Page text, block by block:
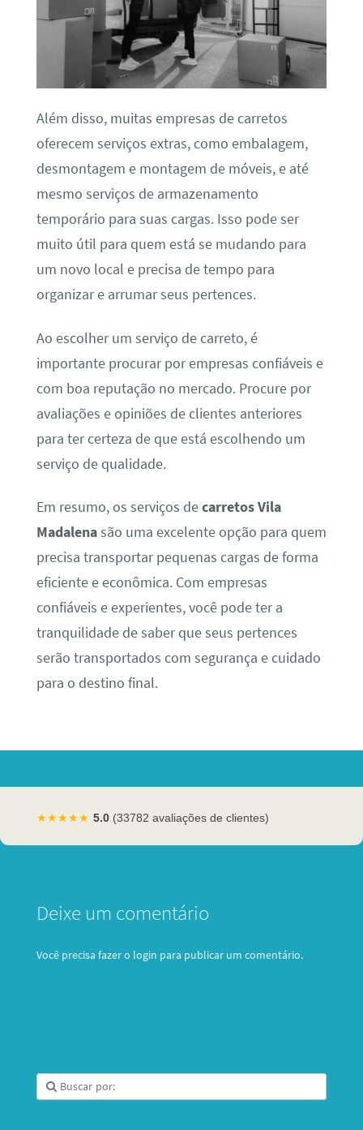
Além disso, muitas empresas de carretos
oferecem serviços extras, como embalagem,
desmontagem e montagem de móveis, e até
mesmo serviços de armazenamento
temporário para suas cargas. Isso pode ser
muito útil para quem está se mudando para
um novo local e precisa de tempo para
organizar e arrumar seus pertences.
Ao escolher um serviço de carreto, é
importante procurar por empresas confiáveis e
com boa reputação no mercado. Procure por
avaliações e opiniões de clientes anteriores
para ter certeza de que está escolhendo um
serviço de qualidade.
Em resumo, os serviços decarretos Vila
Madalenasão uma excelente opção para quem
precisa transportar pequenas cargas de forma
eficiente e econômica. Com empresas
confiáveis e experientes, você pode ter a
tranquilidade de saber que seus pertences
serão transportados com segurança e cuidado
para o destino final.
★★★★★ 5.0 (33782 avaliações de clientes)
Deixe um comentário
Você precisa fazer o login para publicar um comentário.